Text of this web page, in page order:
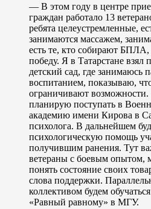
— В этом году в центре
граждан работало 13
ребята целеустремленные,
занимаются массажем,
есть те, кто собирают
победу. Я в Татарстане
детский сад, где занимаюсь
воспитанием, показываю,
ограничивают
планирую поступать в
академию имени Кирова в
психолога. В дальнейшем
психологическую помощь
получившим ранения. Тут
ветераны с боевым опытом,
понять состояние своих
слова поддержки.
коллективом будем
«Равный равному» в МГУ.